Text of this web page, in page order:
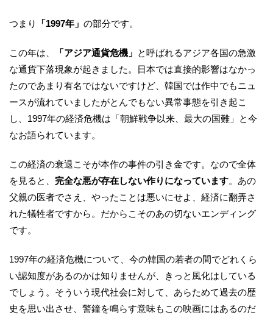
つまり 「1997年」 の部分です。
この年は、 「アジア通貨危機」 と呼ばれるアジア各国の急激
な通貨下落現象が起きました。日本では直接的影響はなかっ
たのであまり有名ではないですけど、韓国では作中でもニュ
ースが流れていましたがとんでもない異常事態を引き起こ
し、1997年の経済危機は「朝鮮戦争以来、最大の国難」と今
なお語られています。
この経済の衰退こそが本作の事件の引き金です。なので全体
を見ると、 完全な悪が存在しない作りになっています。あの
父親の医者でさえ、やったことは悪いにせよ、経済に翻弄さ
れた犠牲者ですから。だからこそのあの切ないエンディング
です。
1997年の経済危機について、今の韓国の若者の間でどれくら
い認知度があるのかは知りませんが、きっと風化はしている
でしょう。そういう現代社会に対して、あらためて過去の歴
史を思い出させ、警鐘を鳴らす意味もこの映画にはあるのだ